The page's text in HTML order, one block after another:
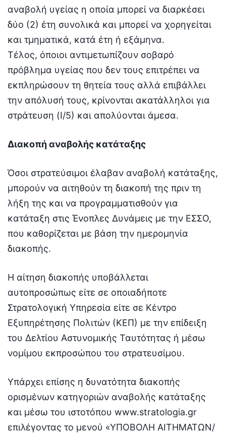
αναβολή υγείας η οποία μπορεί να διαρκέσει
δύο (2) έτη συνολικά και μπορεί να χορηγείται
και τμηματικά, κατά έτη ή εξάμηνα.
Τέλος, όποιοι αντιμετωπίζουν σοβαρό
πρόβλημα υγείας που δεν τους επιτρέπει να
εκπληρώσουν τη θητεία τους αλλά επιβάλλει
την απόλυσή τους, κρίνονται ακατάλληλοι για
στράτευση (Ι/5) και απολύονται άμεσα.
Διακοπή αναβολής κατάταξης
Όσοι στρατεύσιμοι έλαβαν αναβολή κατάταξης,
μπορούν να αιτηθούν τη διακοπή της πριν τη
λήξη της και να προγραμματισθούν για
κατάταξη στις Ένοπλες Δυνάμεις με την ΕΣΣΟ,
που καθορίζεται με βάση την ημερομηνία
διακοπής.
Η αίτηση διακοπής υποβάλλεται
αυτοπροσώπως είτε σε οποιαδήποτε
Στρατολογική Υπηρεσία είτε σε Κέντρο
Εξυπηρέτησης Πολιτών (ΚΕΠ) με την επίδειξη
του Δελτίου Αστυνομικής Ταυτότητας ή μέσω
νομίμου εκπροσώπου του στρατευσίμου.
Υπάρχει επίσης η δυνατότητα διακοπής
ορισμένων κατηγοριών αναβολής κατάταξης
και μέσω του ιστοτόπου www.stratologia.gr
επιλέγοντας το μενού «ΥΠΟΒΟΛΗ ΑΙΤΗΜΑΤΩΝ/